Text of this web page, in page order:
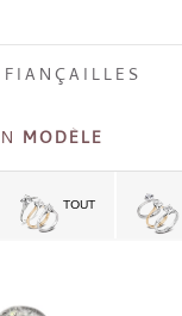
MODÈLE
TOUT